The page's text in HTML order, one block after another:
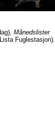
Månedslister
Fuglestasjon).